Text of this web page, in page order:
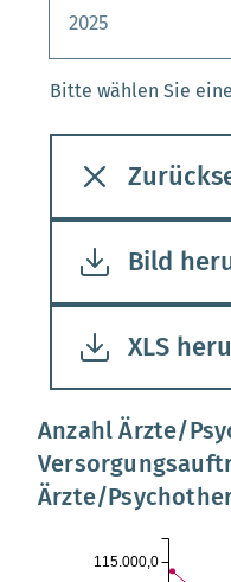
Bitte wählen Sie
Bild
XLS
Anzahl Ärzte/
Ärzte/
115.000,0